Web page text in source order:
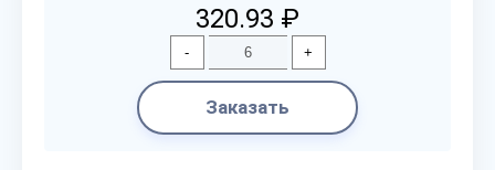
320.93 ₽
- +
Заказать